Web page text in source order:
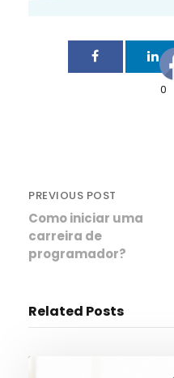
0
PREVIOUS POST
Como iniciar uma
carreira de
programador?
Related Posts